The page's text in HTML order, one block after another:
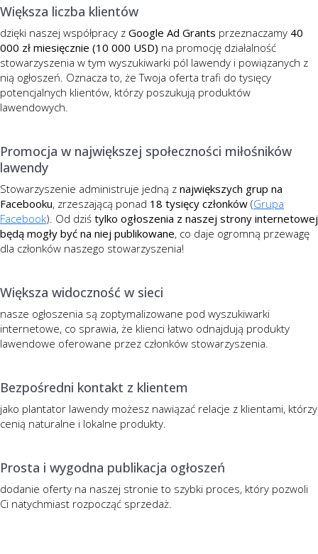
Większa liczba klientów
dzięki naszej współpracy z Google Ad Grants przeznaczamy 40
000 zł miesięcznie (10 000 USD) na promocję działalność
stowarzyszenia w tym wyszukiwarki pól lawendy i powiązanych z
nią ogłoszeń. Oznacza to, że Twoja oferta trafi do tysięcy
potencjalnych klientów, którzy poszukują produktów
lawendowych.
Promocja w największej społeczności miłośników
lawendy
Stowarzyszenie administruje jedną z największych grup na
Facebooku, zrzeszającą ponad 18 tysięcy członków (Grupa
Facebook). Od dziś tylko ogłoszenia z naszej strony internetowej
będą mogły być na niej publikowane, co daje ogromną przewagę
dla członków naszego stowarzyszenia!
Większa widoczność w sieci
nasze ogłoszenia są zoptymalizowane pod wyszukiwarki
internetowe, co sprawia, że klienci łatwo odnajdują produkty
lawendowe oferowane przez członków stowarzyszenia.
Bezpośredni kontakt z klientem
jako plantator lawendy możesz nawiązać relacje z klientami, którzy
cenią naturalne i lokalne produkty.
Prosta i wygodna publikacja ogłoszeń
dodanie oferty na naszej stronie to szybki proces, który pozwoli
Ci natychmiast rozpocząć sprzedaż.